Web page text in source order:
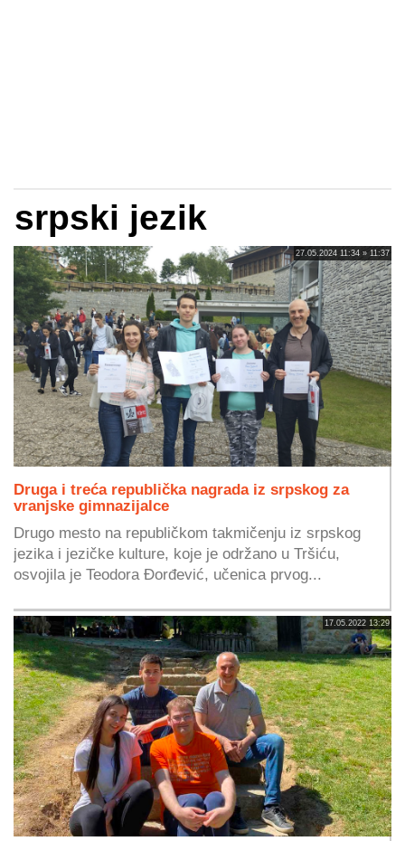
srpski jezik
27.05.2024 11:34 » 11:37
Druga i treća republička nagrada iz srpskog za
vranjske gimnazijalce
Drugo mesto na republičkom takmičenju iz srpskog
jezika i jezičke kulture, koje je održano u Tršiću,
osvojila je Teodora Đorđević, učenica prvog...
17.05.2022 13:29